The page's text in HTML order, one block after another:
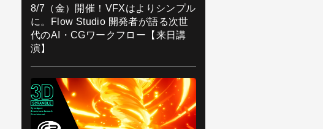
8/7（金）開催！VFXはよりシンプル
に。Flow Studio 開発者が語る次世
代のAI・CGワークフロー【来日講
演】